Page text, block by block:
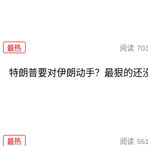
最热 阅读
特朗普要对伊朗动手？最狠的还
最热 阅读